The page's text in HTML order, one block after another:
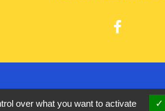
over what you want to activate